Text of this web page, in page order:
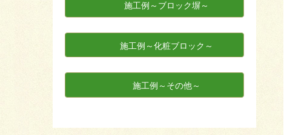
施工例～ブロック塀～
施工例～化粧ブロック～
施工例～その他～